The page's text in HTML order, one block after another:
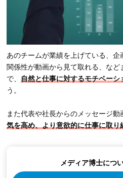
あのチームが業績を上げている、
関係性が動画から見て取れる、など
で、 自然と仕事に対するモチベー
う。
また代表や社長からのメッセージ
気を高め、より意欲的に仕事に取り
メディア博士につ